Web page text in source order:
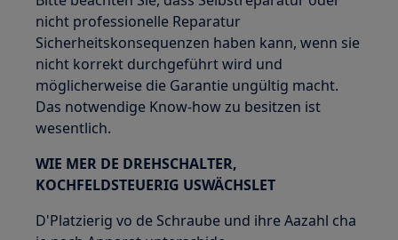
nicht professionelle Reparatur
Sicherheitskonsequenzen haben kann, wenn sie
nicht korrekt durchgeführt wird und
möglicherweise die Garantie ungültig macht.
Das notwendige Know-how zu besitzen ist
wesentlich.
WIE MER DE DREHSCHALTER,
KOCHFELDSTEUERIG USWÄCHSLET
D'Platzierig vo de Schraube und ihre Aazahl cha